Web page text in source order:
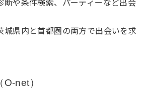
城県内と首都圏の両方で出会いを求
net）